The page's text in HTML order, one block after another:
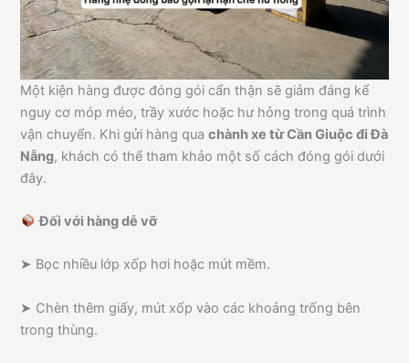
Một kiện hàng được đóng gói cẩn thận sẽ giảm đáng kể
nguy cơ móp méo, trầy xước hoặc hư hỏng trong quá trình
vận chuyển. Khi gửi hàng quachành xe từ Cần Giuộc đi Đà
Nẵng, khách có thể tham khảo một số cách đóng gói dưới
đây.
Đối với hàng dễ vỡ
➤ Bọc nhiều lớp xốp hơi hoặc mút mềm.
➤ Chèn thêm giấy, mút xốp vào các khoảng trống bên
trong thùng.